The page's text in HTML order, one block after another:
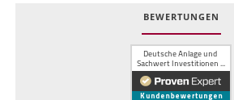
BEWERTUNGEN